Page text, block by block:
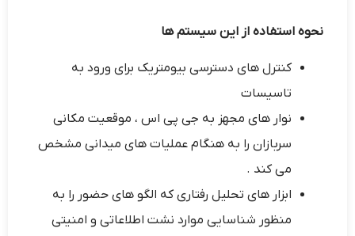
نحوه استفاده از این سیستم ها
کنترل های دسترسی بیومتریک برای ورود به
تاسیسات
نوار های مجهز به جی پی اس ، موقعیت مکانی
سربازان را به هنگام عملیات های میدانی مشخص
می کند .
ابزار های تحلیل رفتاری که الگو های حضور را به
منظور شناسایی موارد نشت اطلاعاتی و امنیتی